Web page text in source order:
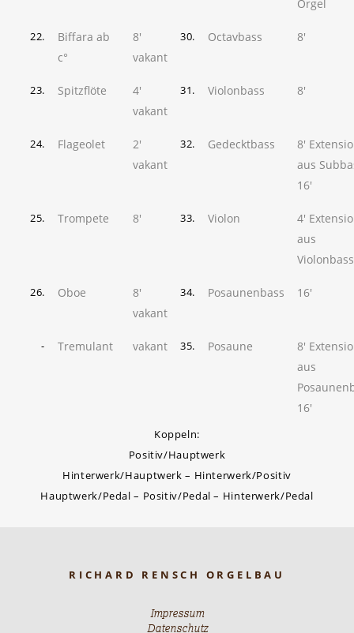
Orgel
22.
Biffara ab
c°
8'
vakant
30. Octavbass 8'
23. Spitzflöte
4'
vakant
31. Violonbass 8'
24. Flageolet
2'
vakant
32. Gedecktbass
8'
aus
16'
25. Trompete 8' 33. Violon
4'
aus
26. Oboe
8'
vakant
34. Posaunenbass 16'
- Tremulant vakant 35. Posaune
8'
aus
16'
Koppeln:
Positiv/Hauptwerk
Hinterwerk/Hauptwerk – Hinterwerk/Positiv
Hauptwerk/Pedal – Positiv/Pedal – Hinterwerk/Pedal
RICHARD RENSCH ORGELBAU
Impressum
Datenschutz